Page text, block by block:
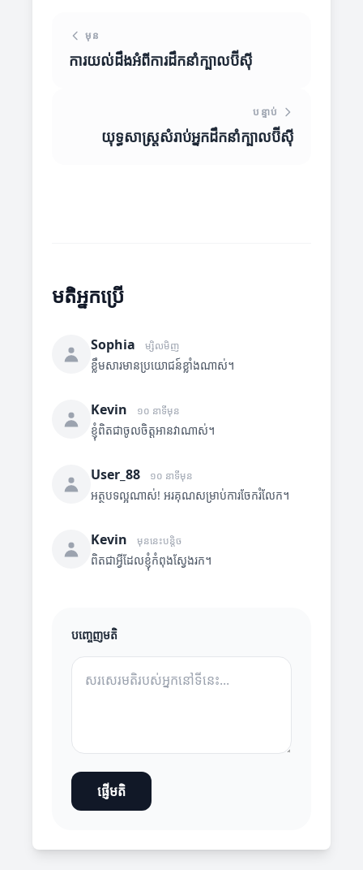
មុន
ការយល់ដឹងអំពីការដឹកនាំក្បាលប៊ីស៊ី
បន្ទាប់
យុទ្ធសាស្រ្តសំរាប់អ្នកដឹកនាំក្បាលប៊ីស៊ី
មតិអ្នកប្រើ
Sophia ម្សិលមិញ
ខ្លឹមសារមានប្រយោជន៍ខ្លាំងណាស់។
Kevin ១០ នាទីមុន
ខ្ញុំពិតជាចូលចិត្តអានវាណាស់។
User_88 ១០ នាទីមុន
អត្ថបទល្អណាស់! អរគុណសម្រាប់ការចែករំលែក។
Kevin មុននេះបន្តិច
ពិតជាអ្វីដែលខ្ញុំកំពុងស្វែងរក។
បញ្ចេញមតិ
ផ្ញើមតិ